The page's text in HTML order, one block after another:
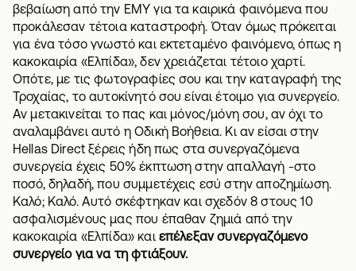
βεβαίωση από την ΕΜΥ για τα καιρικά φαινόμενα που
προκάλεσαν τέτοια καταστροφή. Όταν όμως πρόκειται
για ένα τόσο γνωστό και εκτεταμένο φαινόμενο, όπως η
κακοκαιρία «Ελπίδα», δεν χρειάζεται τέτοιο χαρτί.
Οπότε, με τις φωτογραφίες σου και την καταγραφή της
Τροχαίας, το αυτοκίνητό σου είναι έτοιμο για συνεργείο.
Αν μετακινείται το πας και μόνος/μόνη σου, αν όχι το
αναλαμβάνει αυτό η Οδική Βοήθεια. Κι αν είσαι στην
Hellas Direct ξέρεις ήδη πως στασυνεργαζόμενα
συνεργεία έχεις 50% έκπτωση στην απαλλαγή -στο
ποσό, δηλαδή, που συμμετέχεις εσύ στην αποζημίωση.
Καλό; Καλό. Αυτό σκέφτηκαν και σχεδόν 8 στους 10
ασφαλισμένους μας που έπαθαν ζημιά από την
κακοκαιρία «Ελπίδα» και επέλεξαν συνεργαζόμενο
συνεργείο για να τη φτιάξουν.